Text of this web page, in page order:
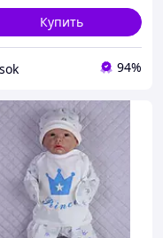
Купить
94%